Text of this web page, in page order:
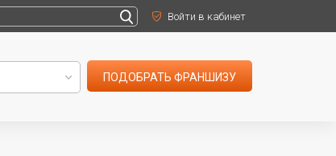
Войти в кабинет
ПОДОБРАТЬ ФРАНШИЗУ